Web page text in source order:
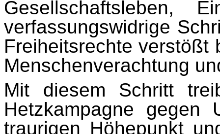
Gesellschaftsleben,
verfassungswidrige
Freiheitsrechte verstößt
Menschenverachtung
Mit diesem Schritt
Hetzkampagne gegen
traurigen Höhepunkt